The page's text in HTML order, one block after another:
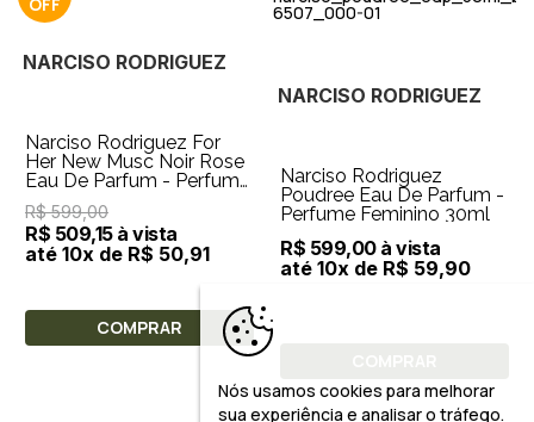
NARCISO RODRIGUEZ
Narciso Rodriguez For
Her New Musc Noir Rose
Eau De Parfum - Perfume
Feminino 30ml
R$ 599,00
R$ 509,15 à vista
até 10x de R$ 50,91
COMPRAR
NARCISO RODRIGUEZ
Narciso Rodriguez
Poudree Eau De Parfum -
Perfume Feminino 30ml
R$ 599,00 à vista
até 10x de R$ 59,90
Nós usamos cookies para melhorar
sua experiência e analisar o tráfego.